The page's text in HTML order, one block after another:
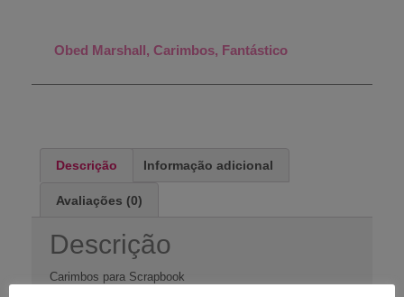
Obed Marshall, Carimbos, Fantástico
Descrição Informação adicional
Avaliações (0)
Descrição
Carimbos para Scrapbook